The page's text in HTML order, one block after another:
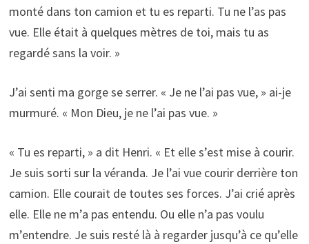
monté dans ton camion et tu es reparti. Tu ne l’as pas
vue. Elle était à quelques mètres de toi, mais tu as
regardé sans la voir. »
J’ai senti ma gorge se serrer. « Je ne l’ai pas vue, » ai-je
murmuré. « Mon Dieu, je ne l’ai pas vue. »
« Tu es reparti, » a dit Henri. « Et elle s’est mise à courir.
Je suis sorti sur la véranda. Je l’ai vue courir derrière ton
camion. Elle courait de toutes ses forces. J’ai crié après
elle. Elle ne m’a pas entendu. Ou elle n’a pas voulu
m’entendre. Je suis resté là à regarder jusqu’à ce qu’elle